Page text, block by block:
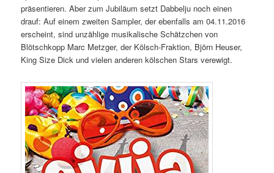
präsentieren. Aber zum Jubiläum setzt Dabbelju noch einen
drauf: Auf einem zweiten Sampler, der ebenfalls am 04.11.2016
erscheint, sind unzählige musikalische Schätzchen von
Blötschkopp Marc Metzger, der Kölsch-Fraktion, Björn Heuser,
King Size Dick und vielen anderen kölschen Stars verewigt.